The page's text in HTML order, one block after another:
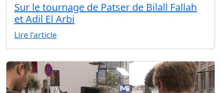
Sur le tournage de Patser de Bilall Fallah
et Adil El Arbi
Lire l'article